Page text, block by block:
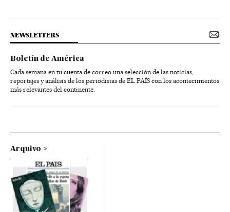
NEWSLETTERS
Boletín de América
Cada semana en tu cuenta de correo una selección de las noticias,
reportajes y análisis de los periodistas de EL PAÍS con los acontecimientos
más relevantes del continente.
Arquivo